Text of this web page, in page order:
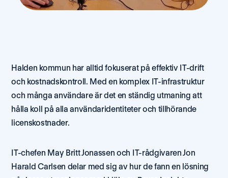
Halden kommun har alltid fokuserat på effektiv IT-drift
och kostnadskontroll. Med en komplex IT-infrastruktur
och många användare är det en ständig utmaning att
hålla koll på alla användaridentiteter och tillhörande
licenskostnader.
IT-chefen May Britt Jonassen och IT-rådgivaren Jon
Harald Carlsen delar med sig av hur de fann en lösning